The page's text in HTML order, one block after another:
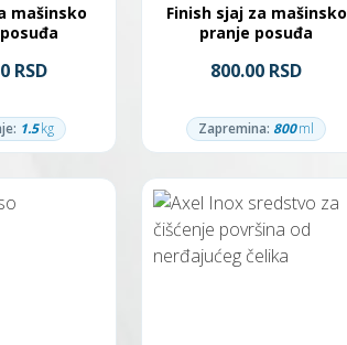
mašinsko
RSD
1.5kg
Finish sjaj za mašinsko
pranje posuđa
800.00 RSD
Zapremina: 800ml